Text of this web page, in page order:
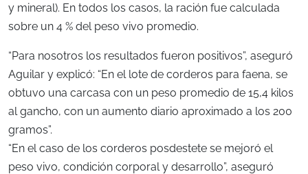
y mineral). En todos los casos, la ración fue calculada
sobre un 4 % del peso vivo promedio.
“Para nosotros los resultados fueron positivos”, aseguró
Aguilar y explicó: “En el lote de corderos para faena, se
obtuvo una carcasa con un peso promedio de 15,4 kilos
al gancho, con un aumento diario aproximado a los 200
gramos”.
“En el caso de los corderos posdestete se mejoró el
peso vivo, condición corporal y desarrollo”, aseguró